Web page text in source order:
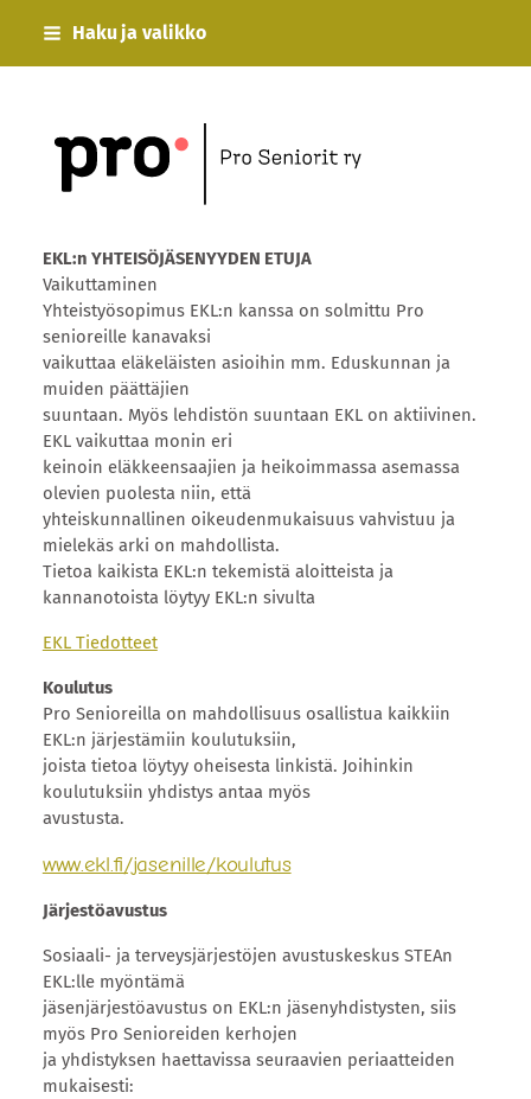
Siirry
Haku ja valikko
Esimerkki ry
EKL:n YHTEISÖJÄSENYYDEN ETUJA
Vaikuttaminen
Yhteistyösopimus EKL:n kanssa on solmittu Pro
senioreille kanavaksi
vaikuttaa eläkeläisten asioihin mm. Eduskunnan ja
muiden päättäjien
suuntaan. Myös lehdistön suuntaan EKL on aktiivinen.
EKL vaikuttaa monin eri
keinoin eläkkeensaajien ja heikoimmassa asemassa
olevien puolesta niin, että
yhteiskunnallinen oikeudenmukaisuus vahvistuu ja
mielekäs arki on mahdollista.
Tietoa kaikista EKL:n tekemistä aloitteista ja
kannanotoista löytyy EKL:n sivulta
EKL Tiedotteet
Koulutus
Pro Senioreilla on mahdollisuus osallistua kaikkiin
EKL:n järjestämiin koulutuksiin,
joista tietoa löytyy oheisesta linkistä. Joihinkin
koulutuksiin yhdistys antaa myös
avustusta.
www.ekl.fi/jasenille/koulutus
Järjestöavustus
Sosiaali- ja terveysjärjestöjen avustuskeskus STEAn
EKL:lle myöntämä
jäsenjärjestöavustus on EKL:n jäsenyhdistysten, siis
myös Pro Senioreiden kerhojen
ja yhdistyksen haettavissa seuraavien periaatteiden
mukaisesti: